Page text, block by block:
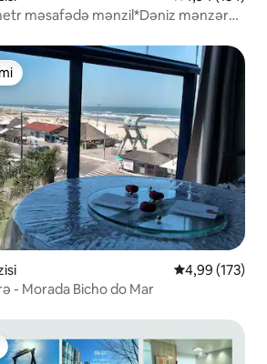
məsafədə mənzil*Dəniz mənzərəli
seçimi"
Ortalama
4,99 (173)
- Morada Bicho do Mar